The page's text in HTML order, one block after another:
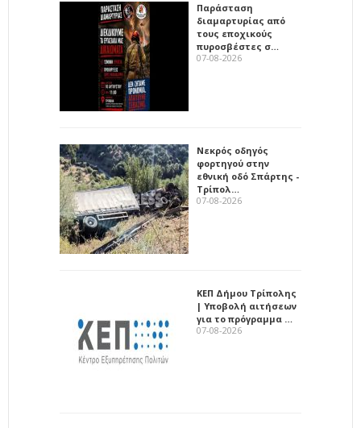
Παράσταση
διαμαρτυρίας από
τους εποχικούς
πυροσβέστες σ…
07-08-2026
Νεκρός οδηγός
φορτηγού στην
εθνική οδό Σπάρτης -
Τρίπολ…
07-08-2026
ΚΕΠ Δήμου Τρίπολης
| Υποβολή αιτήσεων
για το πρόγραμμα …
07-08-2026